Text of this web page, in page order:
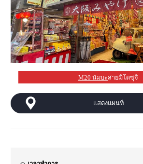
M20 นัมบะสายมิโดซุจิ
แสดงแผนที่